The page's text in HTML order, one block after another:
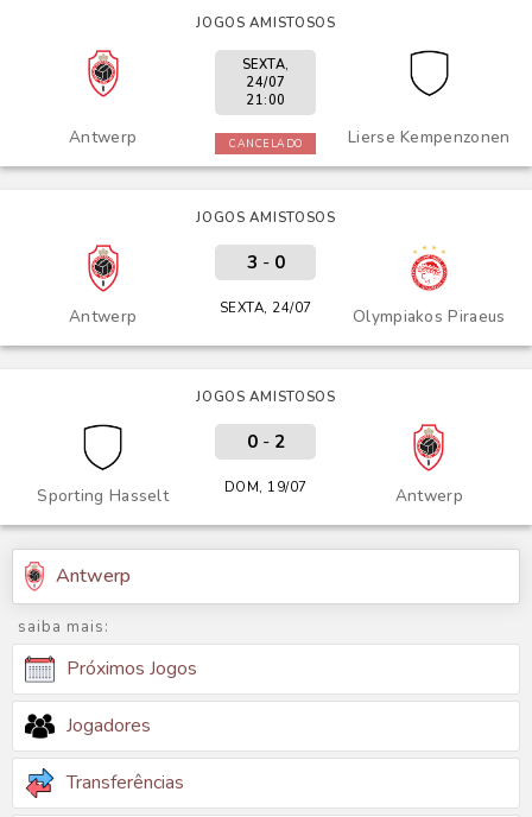
JOGOS AMISTOSOS
Antwerp Lierse Kempenzonen
SEXTA,
24/07
21:00
CANCELADO
JOGOS AMISTOSOS
Antwerp Olympiakos Piraeus
3 - 0
SEXTA, 24/07
JOGOS AMISTOSOS
Sporting Hasselt Antwerp
0- 2
DOM, 19/07
Antwerp
saiba mais:
Próximos Jogos
Jogadores
Transferências